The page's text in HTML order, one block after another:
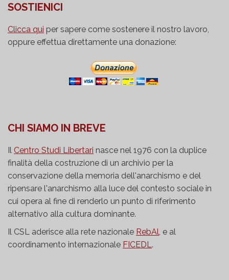
SOSTIENICI
Clicca qui per sapere come sostenere il nostro lavoro,
oppure effettua direttamente una donazione:
CHI SIAMO IN BREVE
Il Centro Studi Libertari nasce nel 1976 con la duplice
finalità della costruzione di un archivio per la
conservazione della memoria dell'anarchismo e del
ripensare l'anarchismo alla luce del contesto sociale in
cui opera al fine di renderlo un punto di riferimento
alternativo alla cultura dominante.
Il CSL aderisce alla rete nazionale RebAl, e al
coordinamento internazionale FICEDL.